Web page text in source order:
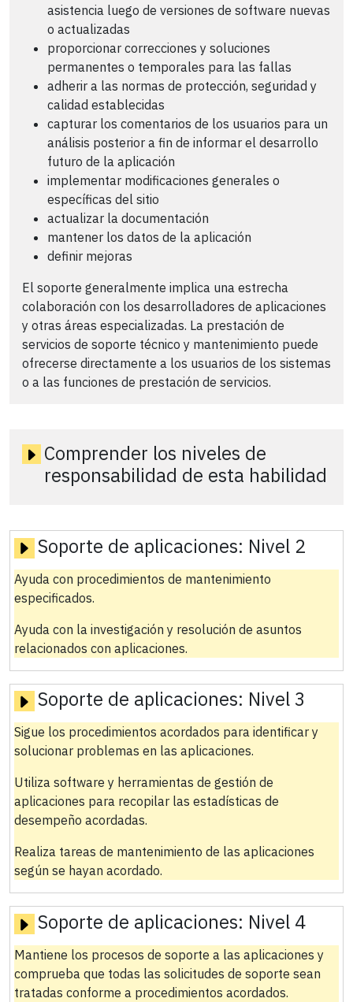
asistencia luego de versiones de software nuevas
o actualizadas
proporcionar correcciones y soluciones
permanentes o temporales para las fallas
adherir a las normas de protección, seguridad y
calidad establecidas
capturar los comentarios de los usuarios para un
análisis posterior a fin de informar el desarrollo
futuro de la aplicación
implementar modificaciones generales o
específicas del sitio
actualizar la documentación
mantener los datos de la aplicación
definir mejoras
El soporte generalmente implica una estrecha
colaboración con los desarrolladores de aplicaciones
y otras áreas especializadas. La prestación de
servicios de soporte técnico y mantenimiento puede
ofrecerse directamente a los usuarios de los sistemas
o a las funciones de prestación de servicios.
Comprender los niveles de
responsabilidad de esta habilidad
Soporte de aplicaciones: Nivel 2
Ayuda con procedimientos de mantenimiento
especificados.
Ayuda con la investigación y resolución de asuntos
relacionados con aplicaciones.
Soporte de aplicaciones: Nivel 3
Sigue los procedimientos acordados para identificar y
solucionar problemas en las aplicaciones.
Utiliza software y herramientas de gestión de
aplicaciones para recopilar las estadísticas de
desempeño acordadas.
Realiza tareas de mantenimiento de las aplicaciones
según se hayan acordado.
Soporte de aplicaciones: Nivel 4
Mantiene los procesos de soporte a las aplicaciones y
comprueba que todas las solicitudes de soporte sean
tratadas conforme a procedimientos acordados.